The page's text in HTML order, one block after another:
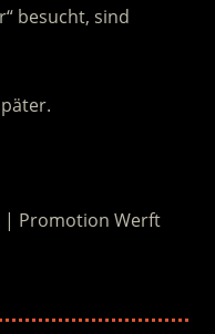
besucht, sind
| Promotion Werft